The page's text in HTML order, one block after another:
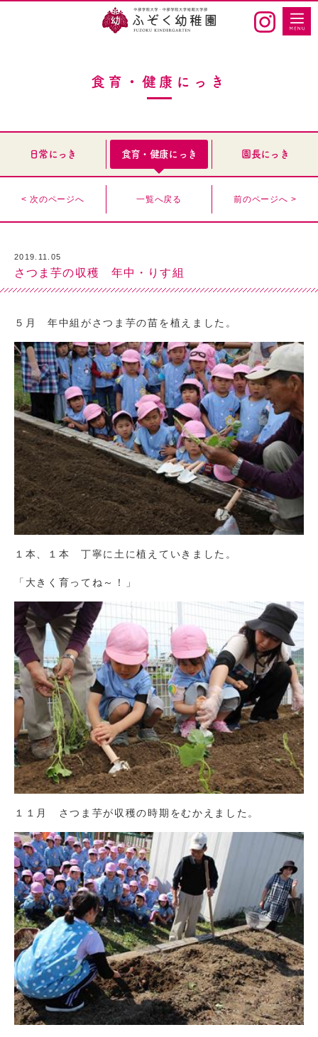
食育・健康にっき
日常にっき 食育・健康にっき 園長にっき
< 次のページへ 一覧へ戻る 前のページへ >
2019.11.05
さつま芋の収穫 年中・りす組
５月 年中組がさつま芋の苗を植えました。
１本、１本 丁寧に土に植えていきました。
「大きく育ってね～！」
１１月 さつま芋が収穫の時期をむかえました。